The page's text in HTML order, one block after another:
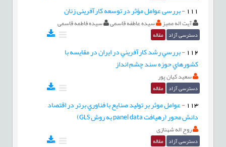
111
-بررسی عوامل مؤثر در توسعه کارآفرینی زنان
آیت اله ممیز سیده عاطفه قاسمی سیده فاطمه قاسمی
دسترسی آزاد مقاله
112
-بررسي رشد کارآفريني در ايران در مقايسه با
کشورهاي حوزه سند چشم انداز
سعید کیان پور
دسترسی آزاد مقاله
113
-عوامل موثر بر توليد صنايع با فناوري برتر در اقتصاد
دانش محور (رهيافت panel data به روش GLS)
روح اله شهنازی
دسترسی آزاد مقاله